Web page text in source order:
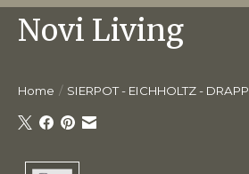
Novi Living
Home / SIERPOT - EICHHOLTZ -